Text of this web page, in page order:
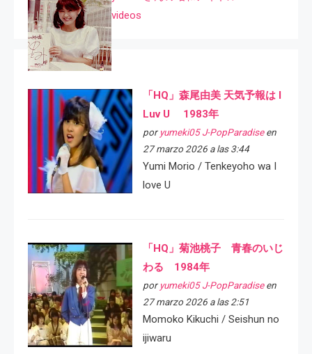
videos
「HQ」森尾由美 天気予報は I
Luv U 1983年
por yumeki05 J-PopParadiseen
27 marzo 2026 a las 3:44
Yumi Morio / Tenkeyoho wa I
love U
「HQ」菊池桃子 青春のいじ
わる 1984年
por yumeki05 J-PopParadiseen
27 marzo 2026 a las 2:51
Momoko Kikuchi / Seishun no
ijiwaru